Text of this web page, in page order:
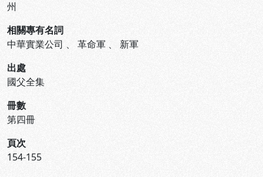
州
相關專有名詞
中華實業公司 、 革命軍 、 新軍
出處
國父全集
冊數
第四冊
頁次
154-155